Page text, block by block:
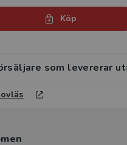
Köp
som levererar